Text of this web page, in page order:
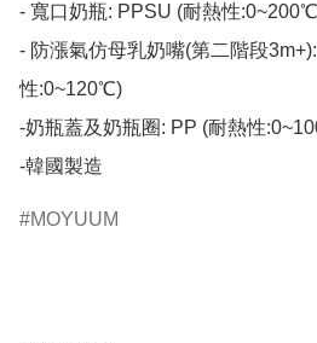
- 寬口奶瓶: PPSU (耐熱性
- 防漲氣仿母乳奶嘴(第二階段
性:0~120℃)
-奶瓶蓋及奶瓶圈: PP (耐熱性
-韓國製造​
MOYUUM